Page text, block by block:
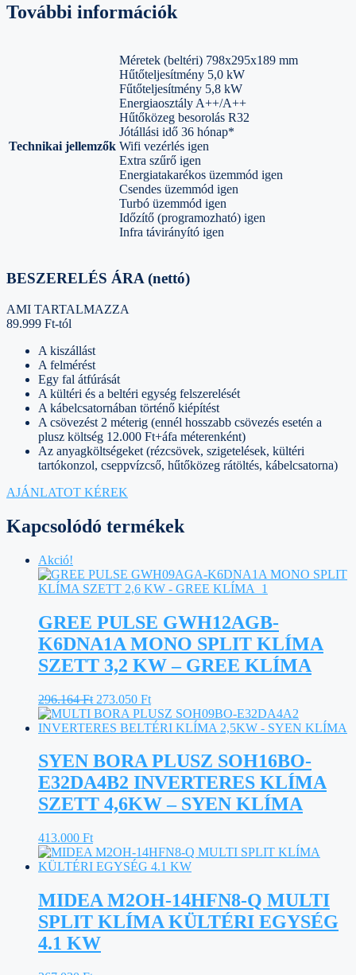
További információk
Technikai jellemzők
Méretek (beltéri) 798x295x189 mm
Hűtőteljesítmény 5,0 kW
Fűtőteljesítmény 5,8 kW
Energiaosztály A++/A++
Hűtőközeg besorolás R32
Jótállási idő 36 hónap*
Wifi vezérlés igen
Extra szűrő igen
Energiatakarékos üzemmód igen
Csendes üzemmód igen
Turbó üzemmód igen
Időzítő (programozható) igen
Infra távirányító igen
BESZERELÉS ÁRA (nettó)
AMI TARTALMAZZA
89.999 Ft-tól
A kiszállást
A felmérést
Egy fal átfúrását
A kültéri és a beltéri egység felszerelését
A kábelcsatornában történő kiépítést
A csövezést 2 méterig (ennél hosszabb csövezés esetén a
plusz költség 12.000 Ft+áfa méterenként)
Az anyagköltségeket (rézcsövek, szigetelések, kültéri
tartókonzol, cseppvízcső, hűtőközeg rátöltés, kábelcsatorna)
AJÁNLATOT KÉREK
Kapcsolódó termékek
Akció!
GREE PULSE GWH12AGB-
K6DNA1A MONO SPLIT KLÍMA
SZETT 3,2 KW – GREE KLÍMA
296.164Ft Original
price
was:
273.050 FtCurrent
price
is:
SYEN BORA PLUSZ SOH16BO-
E32DA4B2 INVERTERES KLÍMA
SZETT 4,6KW – SYEN KLÍMA
413.000 Ft
MIDEA M2OH-14HFN8-Q MULTI
SPLIT KLÍMA KÜLTÉRI EGYSÉG
4.1 KW